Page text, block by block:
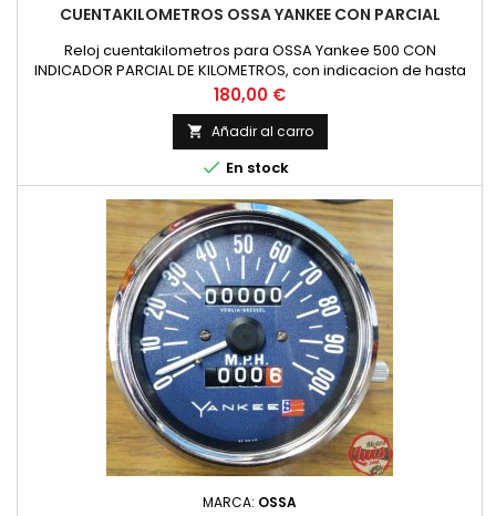
CUENTAKILOMETROS OSSA YANKEE CON PARCIAL
Reloj cuentakilometros para OSSA Yankee 500 CON
INDICADOR PARCIAL DE KILOMETROS, con indicacion de hasta
200 km/h, diametro de la esfera de 80 mm como el original y
rosca inferior de paso 16/100
Precio
180,00 €
 Añadir al carro
 En stock
MARCA: OSSA